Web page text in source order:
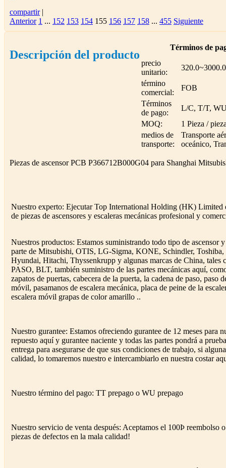
compartir |
Anterior 1 ... 152 153 154 155 156 157 158 ... 455 Siguiente
Descripción del producto
Términos de
precio
unitario:
término
comercial:
FOB
Términos
de pago:
L/C, T/T,
MOQ:
1 Pieza /
medios de
transporte:
Transporte
oceánico,
Piezas de ascensor PCB P366712B000G04 para Shanghai
Nuestro experto: Ejecutar Top International Holding (HK) Limited
de piezas de ascensores y escaleras mecánicas profesional y
Nuestros productos: Estamos suministrando todo tipo de ascensor
parte de Mitsubishi, OTIS, LG-Sigma, KONE, Schindler, Toshiba,
Hyundai, Hitachi, Thyssenkrupp y algunas marcas de China,
PASO, BLT, también suministro de las partes mecánicas aquí,
zapatos de puertas, cabecera de la puerta, la cadena de paso, paso
móvil, pasamanos de escalera mecánica, placa de peine de la
escalera móvil grapas de color amarillo ..
Nuestro gurantee: Estamos ofreciendo gurantee de 12 meses para
repuesto aquí y gurantee naciente y todas las partes pondrá a
entrega para asegurarse de que sus condiciones de trabajo, si
calidad, lo tomaremos nuestro e intercambiarlo en nuestra costar
Nuestro término del pago: TT prepago o WU prepago
Nuestro servicio de venta después: Aceptamos el 100Þ reembolso
piezas de defectos en la mala calidad!